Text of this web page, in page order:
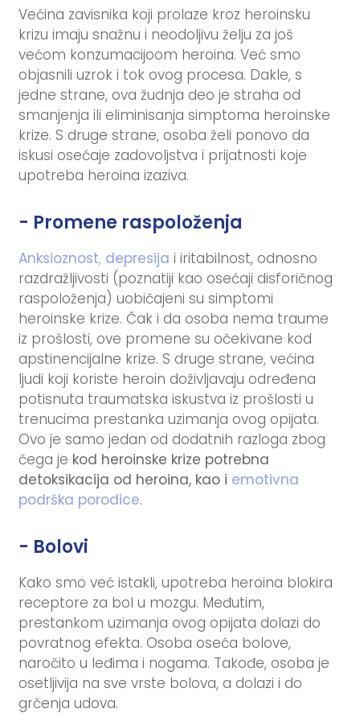
Većina zavisnika koji prolaze kroz heroinsku
krizu imaju snažnu i neodoljivu želju za još
većom konzumacijoom heroina. Već smo
objasnili uzrok i tok ovog procesa. Dakle, s
jedne strane, ova žudnja deo je straha od
smanjenja ili eliminisanja simptoma heroinske
krize. S druge strane, osoba želi ponovo da
iskusi osećaje zadovoljstva i prijatnosti koje
upotreba heroina izaziva.
- Promene raspoloženja
Anksioznost, depresija i iritabilnost, odnosno
razdražljivosti (poznatiji kao osećaji disforičnog
raspoloženja) uobičajeni su simptomi
heroinske krize. Čak i da osoba nema traume
iz prošlosti, ove promene su očekivane kod
apstinencijalne krize. S druge strane, većina
ljudi koji koriste heroin doživljavaju određena
potisnuta traumatska iskustva iz prošlosti u
trenucima prestanka uzimanja ovog opijata.
Ovo je samo jedan od dodatnih razloga zbog
čega je kod heroinske krize potrebna
detoksikacija od heroina, kao i emotivna
podrška porodice.
- Bolovi
Kako smo već istakli, upotreba heroina blokira
receptore za bol u mozgu. Međutim,
prestankom uzimanja ovog opijata dolazi do
povratnog efekta. Osoba oseća bolove,
naročito u leđima i nogama. Takođe, osoba je
osetljivija na sve vrste bolova, a dolazi i do
grčenja udova.